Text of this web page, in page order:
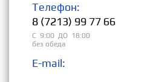
Телефон:
8 (7213) 99 77 66
С 9:00 ДО 18:00
без обеда
E-mail: